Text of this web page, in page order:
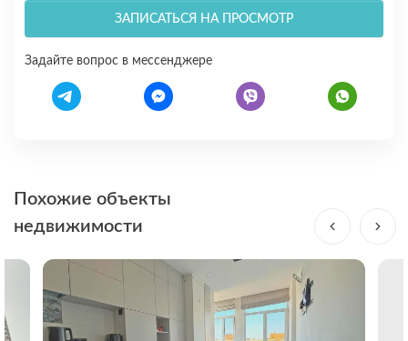
ЗАПИСАТЬСЯ НА ПРОСМОТР
Задайте вопрос в мессенджере
Похожие объекты
недвижимости